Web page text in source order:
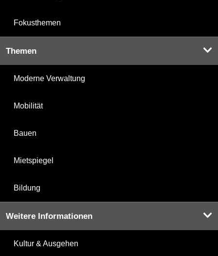
Fokusthemen
Themen
Moderne Verwaltung
Mobilität
Bauen
Mietspiegel
Bildung
Weitere Informationen
Kultur & Ausgehen